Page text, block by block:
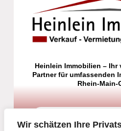
Wir schätzen Ihre
Heinlein Immobilien – Ihr
Partner für umfassenden
Rhein-Main-